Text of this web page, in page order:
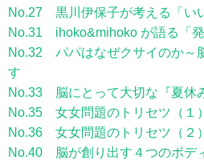
No.27 黒川伊保子が考える「い
No.31 ihoko&mihoko が語る「発
No.32 パパはなぜクサイのか～
す
No.33 脳にとって大切な『夏休
No.35 女女問題のトリセツ（１）
No.36 女女問題のトリセツ（２）
No.40 脳が創り出す４つのボデ